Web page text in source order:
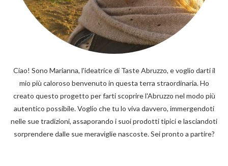
Ciao! Sono Marianna, l'ideatrice di Taste Abruzzo, e voglio darti il
mio più caloroso benvenuto in questa terra straordinaria. Ho
creato questo progetto per farti scoprire l'Abruzzo nel modo più
autentico possibile. Voglio che tu lo viva davvero, immergendoti
nelle sue tradizioni, assaporando i suoi prodotti tipici e lasciandoti
sorprendere dalle sue meraviglie nascoste. Sei pronto a partire?